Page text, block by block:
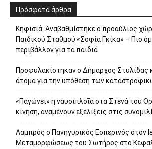
Πρόσφατα άρθρα
Κηφισιά: Αναβαθμίστηκε ο προαύλιος
Παιδικού Σταθμού «Σοφία Γκίκα» – Πιο
περιβάλλον για τα παιδιά
Προφυλακίστηκαν ο Δήμαρχος Στυλίδας
άτομα για την υπόθεση των
«Παγώνει» η ναυσιπλοΐα στα Στενά του
κίνηση, αναμένουν εξελίξεις στις
Λαμπρός ο Πανηγυρικός Εσπερινός στον
Μεταμορφώσεως του Σωτήρος στο